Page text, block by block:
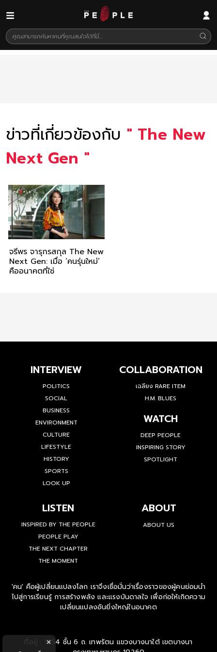
ข่าวที่เกี่ยวข้องกับ " The New
Next Gen "
จรีพร จารุกรสกุล The New
Next Gen: เมื่อ ‘คนรุ่นใหม่’
คืออนาคตที่ใช่
INTERVIEW
POLITICS
SOCIAL
BUSINESS
ENVIRONMENT
CULTURE
LIFESTYLE
HISTORY
SPORTS
LOOK UP
COLLABORATION
เฉลียง RARE ITEM
H.M. BLUES
WATCH
DEEP PEOPLE
INSPIRING STORY
SPOTLIGHT
LISTEN
INSPIRED BY THE PEOPLE
PEOPLE PLAY
THE NEXT CHAPTER
THE MOMENT
ABOUT
ABOUT US
'คน' คือผู้เปลี่ยนแปลงโลก เราจึงเชื่อมั่นว่าเรื่องราวของผู้คนย่อมนำ
ไปสู่การเรียนรู้ การสร้างพลัง และแรงบันดาลใจ เพื่อก่อให้เกิดความ
เปลี่ยนแปลงอันยิ่งใหญ่ในอนาคต
ที่อยู่ : 1854 ชั้น 6 ถ. เทพรัตน แขวงบางนาใต้ เขตบางนา
×